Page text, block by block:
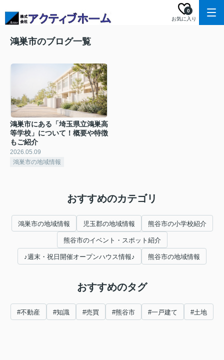
お気に入り
0
鴻巣市のブログ一覧
鴻巣市にある「埼玉県立鴻巣高
等学校」について！概要や特徴
もご紹介
2026.05.09
鴻巣市の地域情報
おすすめのカテゴリ
鴻巣市の地域情報 児玉郡の地域情報 熊谷市の小学校紹介
熊谷市のイベント・スポット紹介
♪週末・祝日開催オープンハウス情報♪ 熊谷市の地域情報
おすすめのタグ
#不動産 #知識 #売買 #熊谷市 #一戸建て #土地